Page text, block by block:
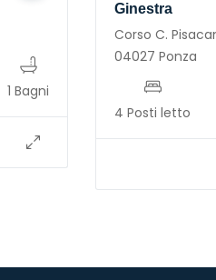
1 Bagni
Ginestra
Corso C.
04027 Ponza
4 Posti letto